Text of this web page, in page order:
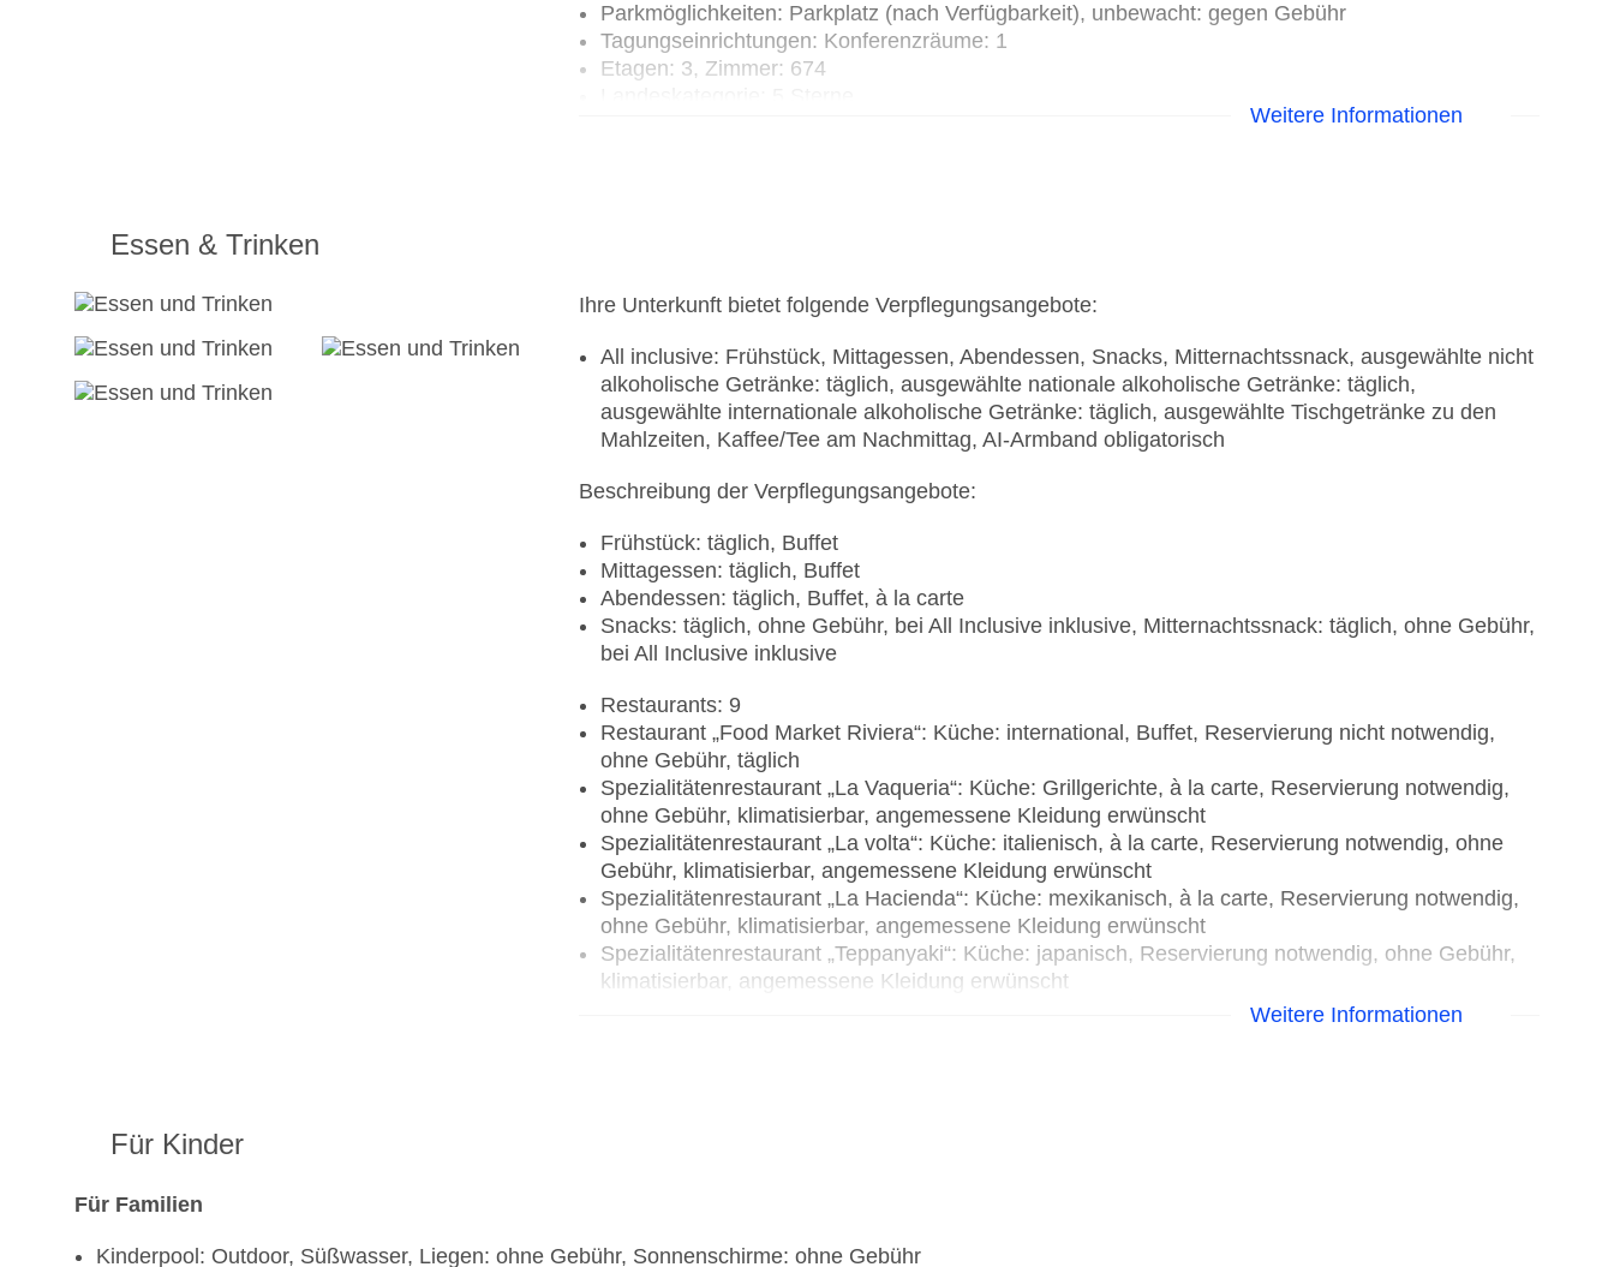
Parkmöglichkeiten: Parkplatz (nach Verfügbarkeit), unbewacht: gegen Gebühr
Tagungseinrichtungen: Konferenzräume: 1
Etagen: 3, Zimmer: 674
Weitere Informationen
Essen & Trinken
Ihre Unterkunft bietet folgende Verpflegungsangebote:
All inclusive: Frühstück, Mittagessen, Abendessen, Snacks, Mitternachtssnack, ausgewählte nicht
alkoholische Getränke: täglich, ausgewählte nationale alkoholische Getränke: täglich,
ausgewählte internationale alkoholische Getränke: täglich, ausgewählte Tischgetränke zu den
Mahlzeiten, Kaffee/Tee am Nachmittag, AI-Armband obligatorisch
Beschreibung der Verpflegungsangebote:
Frühstück: täglich, Buffet
Mittagessen: täglich, Buffet
Abendessen: täglich, Buffet, à la carte
Snacks: täglich, ohne Gebühr, bei All Inclusive inklusive, Mitternachtssnack: täglich, ohne Gebühr,
bei All Inclusive inklusive
Restaurants: 9
Restaurant „Food Market Riviera“: Küche: international, Buffet, Reservierung nicht notwendig,
ohne Gebühr, täglich
Spezialitätenrestaurant „La Vaqueria“: Küche: Grillgerichte, à la carte, Reservierung notwendig,
ohne Gebühr, klimatisierbar, angemessene Kleidung erwünscht
Spezialitätenrestaurant „La volta“: Küche: italienisch, à la carte, Reservierung notwendig, ohne
Gebühr, klimatisierbar, angemessene Kleidung erwünscht
Spezialitätenrestaurant „La Hacienda“: Küche: mexikanisch, à la carte, Reservierung notwendig,
ohne Gebühr, klimatisierbar, angemessene Kleidung erwünscht
Spezialitätenrestaurant „Teppanyaki“: Küche: japanisch, Reservierung notwendig, ohne Gebühr,
klimatisierbar, angemessene Kleidung erwünscht
Spezialitätenrestaurant „Galerie“: Küche: international, à la carte, Reservierung notwendig, ohne
Lobbybar „Lobby Bar“: täglich, ohne Gebühr
Weitere Informationen
Für Kinder
Für Familien
Kinderpool: Outdoor, Süßwasser, Liegen: ohne Gebühr, Sonnenschirme: ohne Gebühr